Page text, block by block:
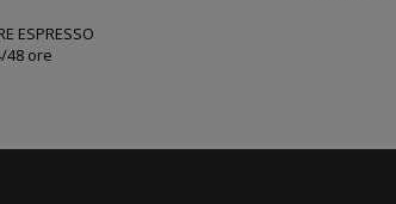
ESPRESSO
48 ore